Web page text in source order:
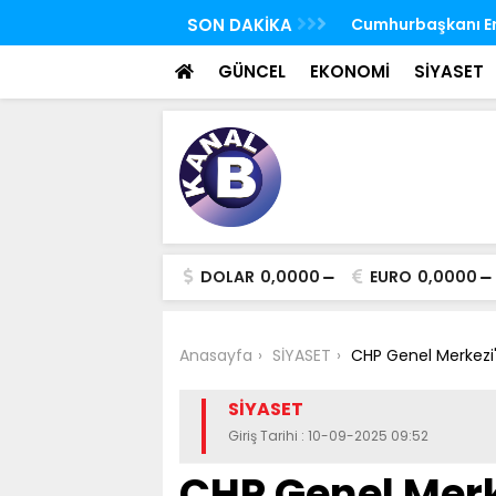
SON DAKİKA
FETÖ'nün suikast timindeki Burkay
TBMM Genel
seçim yapıldı
GÜNCEL EKONOMİ SİYASET
DOLAR 0,0000 EURO 0,0000
Anasayfa SİYASET CHP Genel
SİYASET
Giriş Tarihi : 10-09-2025 09:52